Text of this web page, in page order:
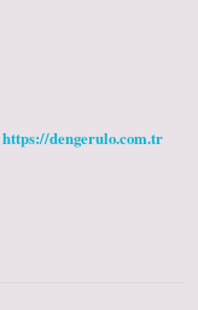
https://dengerulo.com.tr